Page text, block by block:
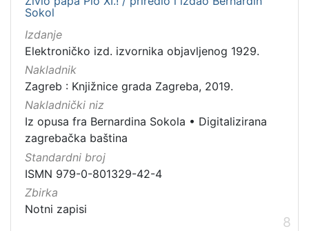
Sokol
Izdanje
Elektroničko izd. izvornika objavljenog 1929.
Nakladnik
Zagreb : Knjižnice grada Zagreba, 2019.
Nakladnički niz
Iz opusa fra Bernardina Sokola • Digitalizirana
zagrebačka baština
Standardni broj
ISMN 979-0-801329-42-4
Zbirka
Notni zapisi
8